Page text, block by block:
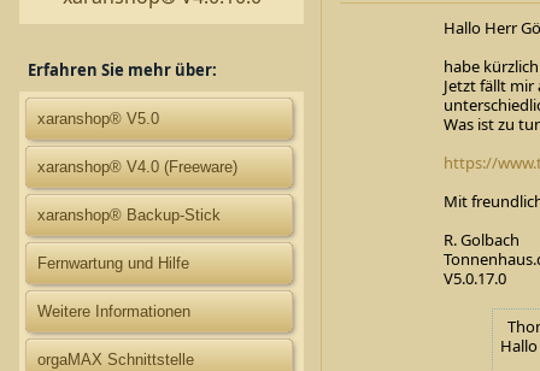
Erfahren Sie mehr über:
xaranshop® V5.0
xaranshop® V4.0 (Freeware)
xaranshop® Backup-Stick
Fernwartung und Hilfe
Weitere Informationen
orgaMAX Schnittstelle
Hallo Herr
habe
Jetzt fällt mir
Was ist zu
https://
Mit
R. Golbach
V5.0.17.0